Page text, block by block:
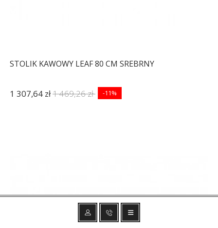
STOLIK KAWOWY LEAF 80 CM SREBRNY
1 307,64 zł1 469,26 zł -11%